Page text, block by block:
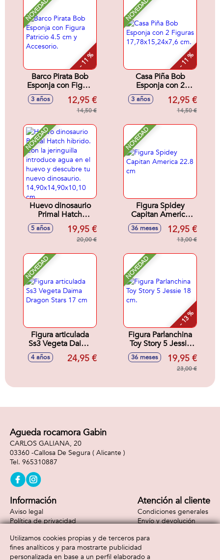
NOVEDAD
- 11 %
Barco Pirata Bob
Esponja con Figura
Patricio 4.5 cm y
Accesorio.
3 años 12,95 €
14,50 €
NOVEDAD
- 11 %
Casa Piña Bob
Esponja con 2
Figuras
17,78x15,24x7,6
3 años 12,95 €
14,50 €
NOVEDAD
Huevo dinosaurio
Primal Hatch
hibrido. Con la
jeringuilla
introduce agua en
descubre tu nuevo
dinosaurio.
14,90x14,90x10,10
cm
5 años 19,95 €
20,00 €
NOVEDAD
Figura Spidey
Capitan America
22.8 cm
36 meses 12,95 €
13,00 €
NOVEDAD
Figura articulada
Ss3 Vegeta Daima
Dragon Stars 17 cm
4 años 24,95 €
NOVEDAD
- 13 %
Figura Parlanchina
Toy Story 5 Jessie
18 cm.
36 meses 19,95 €
23,00 €
Agueda rocamora Gabin
CARLOS GALIANA, 20
03360 -Callosa De Segura ( Alicante )
965310887
Información
Aviso legal
Política de privacidad
Atención al cliente
Condiciones generales
Envío y devolución
Formas de pago
Utilizamos cookies propias y de terceros para
fines analíticos y para mostrarte publicidad
personalizada en base a un perfil elaborado a